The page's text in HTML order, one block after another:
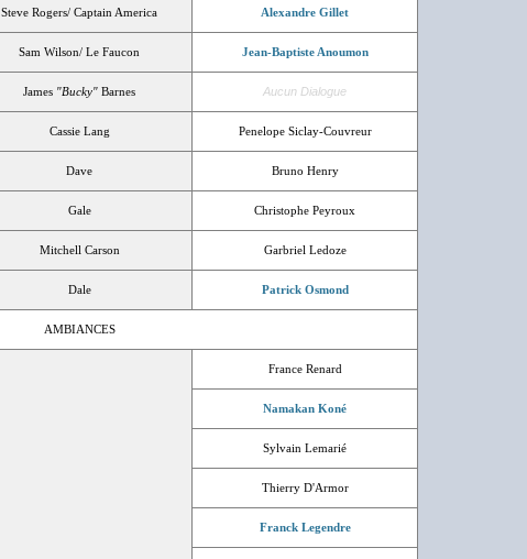
Steve Rogers/ Captain America Alexandre Gillet
Sam Wilson/ Le Faucon Jean-Baptiste Anoumon
James "Bucky" Barnes Aucun Dialogue
Cassie Lang Penelope Siclay-Couvreur
Dave Bruno Henry
Gale Christophe Peyroux
Mitchell Carson Garbriel Ledoze
Dale Patrick Osmond
AMBIANCES
France Renard
Namakan Koné
Sylvain Lemarié
Thierry D'Armor
Franck Legendre